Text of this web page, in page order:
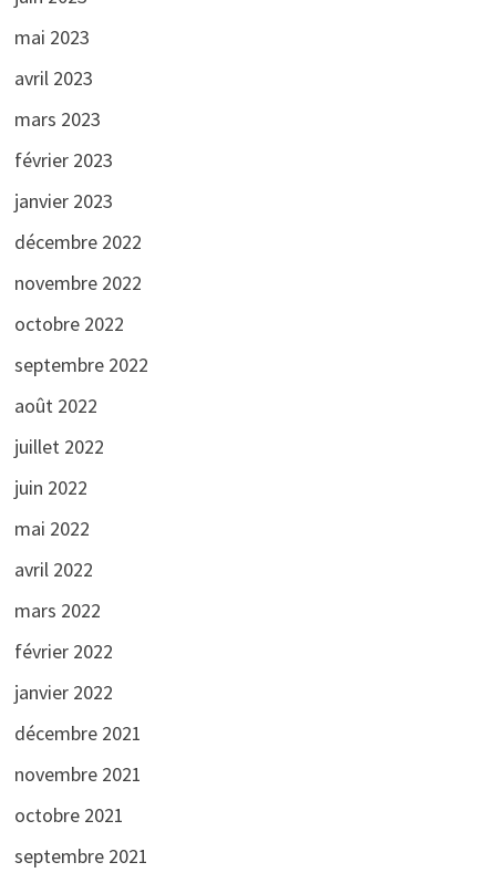
mai 2023
avril 2023
mars 2023
février 2023
janvier 2023
décembre 2022
novembre 2022
octobre 2022
septembre 2022
août 2022
juillet 2022
juin 2022
mai 2022
avril 2022
mars 2022
février 2022
janvier 2022
décembre 2021
novembre 2021
octobre 2021
septembre 2021